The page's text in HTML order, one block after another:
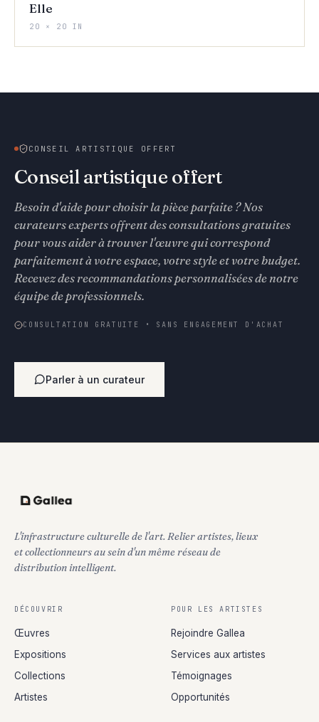
Elle
20 × 20 IN
CONSEIL ARTISTIQUE OFFERT
Conseil artistique offert
Besoin d'aide pour choisir la pièce parfaite ? Nos
curateurs experts offrent des consultations gratuites
pour vous aider à trouver l'œuvre qui correspond
parfaitement à votre espace, votre style et votre budget.
Recevez des recommandations personnalisées de notre
équipe de professionnels.
CONSULTATION GRATUITE • SANS ENGAGEMENT D'ACHAT
Parler à un curateur
L'infrastructure culturelle de l'art. Relier artistes, lieux
et collectionneurs au sein d'un même réseau de
distribution intelligent.
DÉCOUVRIR
Œuvres
Expositions
Collections
Artistes
POUR LES ARTISTES
Rejoindre Gallea
Services aux artistes
Témoignages
Opportunités